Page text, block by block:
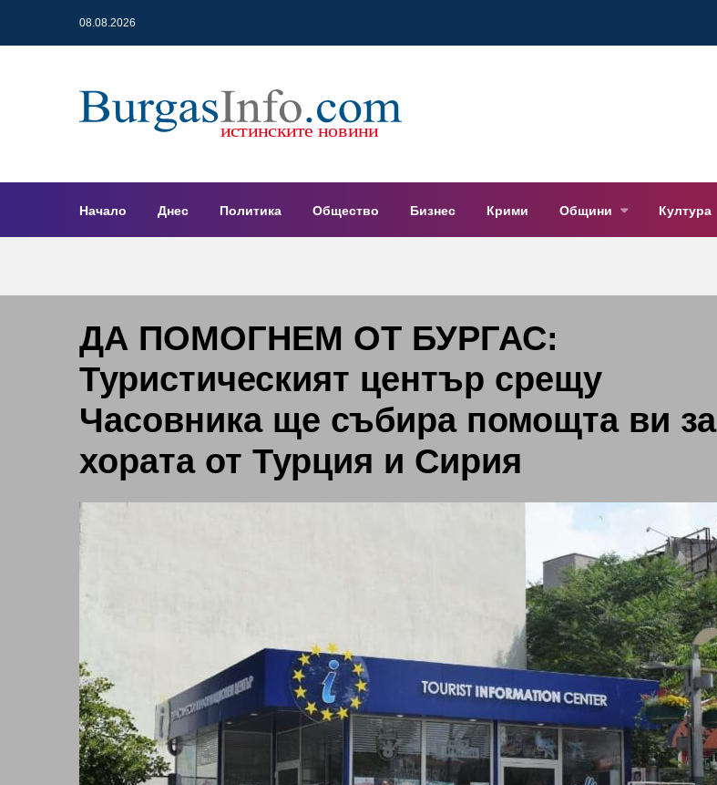
08.08.2026
Начало Днес Политика Общество Бизнес Крими Общини Култура
ДА ПОМОГНЕМ ОТ БУРГАС:
Туристическият център срещу
Часовника ще събира помощта ви за
хората от Турция и Сирия